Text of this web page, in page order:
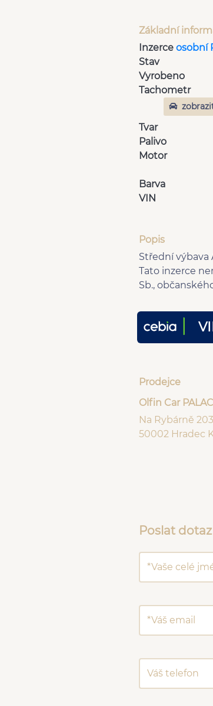
Základní
Inzerce osobní
Stav
Vyrobeno
Tachometr
Tvar
Palivo
Motor
Barva
VIN
Popis
Střední výbava
Tato inzerce
Sb.,
Prodejce
Olfin Car
Na Rybárně
50002 Hradec
Poslat